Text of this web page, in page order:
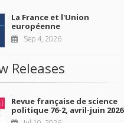
La France et l'Union
européenne
Sep 4, 2026
Releases
Revue française de science
politique 76-2, avril-juin 2026